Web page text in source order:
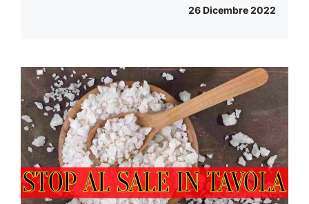
26 Dicembre 2022